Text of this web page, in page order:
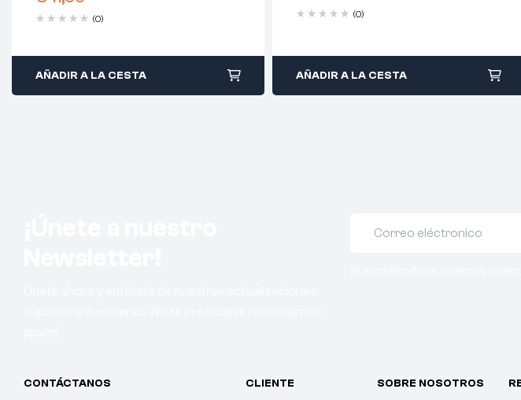
(0)
AÑADIR A LA CESTA
(0)
AÑADIR A LA CESTA
CONTÁCTANOS CLIENTE SOBRE NOSOTROS